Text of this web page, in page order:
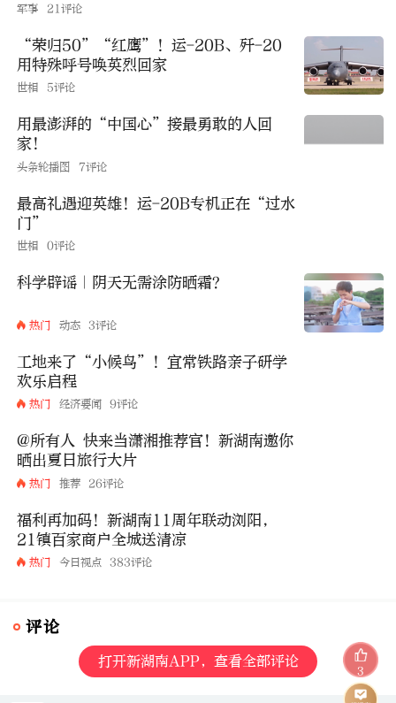
军事 21评论
“荣归50”“红鹰”！运-20B、歼-20
用特殊呼号唤英烈回家
世相 5评论
用最澎湃的“中国心”接最勇敢的人回
家！
头条轮播图 7评论
最高礼遇迎英雄！运-20B专机正在“过水
门”
世相 0评论
科学辟谣｜阴天无需涂防晒霜？
热门 动态 3评论
工地来了“小候鸟”！宜常铁路亲子研学
欢乐启程
热门 经济要闻 9评论
@所有人 快来当潇湘推荐官！新湖南邀你
晒出夏日旅行大片
热门 推荐 26评论
福利再加码！新湖南11周年联动浏阳，
21镇百家商户全城送清凉
热门 今日视点 383评论
评论
打开新湖南APP，查看全部评论
3